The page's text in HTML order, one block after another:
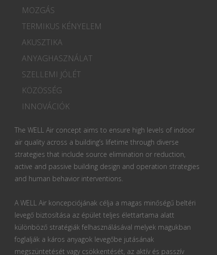
MOZGÁS
TERMIKUS KÉNYELEM
AKUSZTIKA
ANYAGHASZNÁLAT
SZELLEMI JÓLÉT
KÖZÖSSÉG
INNOVÁCIÓK
The WELL Air concept aims to ensure high levels of indoor
air quality across a building’s lifetime through diverse
strategies that include source elimination or reduction,
active and passive building design and operation strategies
and human behavior interventions.
A WELL Air koncepciójának célja a magas minőségű beltéri
levegő biztosítása az épület teljes élettartama alatt
különböző stratégiák felhasználásával melyek magukban
foglalják a káros anyagok levegőbe jutásának
megszüntetését vagy csökkentését, az aktív és passzív